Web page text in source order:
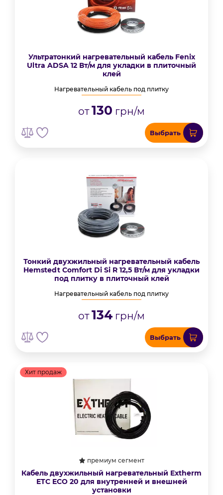
Ультратонкий нагревательный кабель Fenix
Ultra ADSA 12 Вт/м для укладки в плиточный
клей
Нагревательный кабель под плитку
от130 грн/м
Выбрать
Тонкий двухжильный нагревательный кабель
Hemstedt Comfort Di Si R 12,5 Вт/м для укладки
под плитку в плиточный клей
Нагревательный кабель под плитку
от134 грн/м
Выбрать
Хит продаж
премиум сегмент
Кабель двухжильный нагревательный Extherm
ETС ECO 20 для внутренней и внешней
установки